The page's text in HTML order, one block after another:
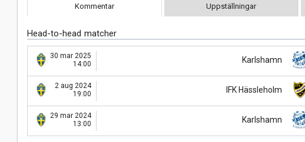
Kommentar Uppställningar
Head-to-head matcher
30 mar 2025
14:00
Karlshamn
2 aug 2024
19:00
IFK Hässleholm
29 mar 2024
13:00
Karlshamn